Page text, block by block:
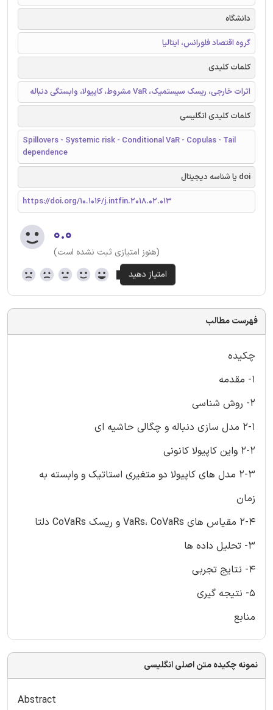
دانشگاه
گروه اقتصاد فلورانس، ایتالیا
کلمات کلیدی
اثرات خارجی، ریسک سیستمیک، VaR مشروط، کاپیولا، وابستگی دنباله
کلمات کلیدی انگلیسی
Spillovers - Systemic risk - Conditional VaR - Copulas - Tail
dependence
doi یا شناسه دیجیتال
https://doi.org/10.1016/j.intfin.2018.02.013
۰.۰
(هنوز امتیازی ثبت نشده است)
فهرست مطالب
چکیده
1- مقدمه
2- روش شناسی
2-1 مدل سازی دنباله و چگالی حاشیه ای
2-2 واین کاپیولا کانونی
2-3 مدل های کاپیولا دو متغیری استاتیک و وابسته به
زمان
2-4 مقیاس های VaRs، CoVaRs و ریسک CoVaRs دلتا
3- تحلیل داده ها
4- نتایج تجربی
5- نتیجه گیری
منابع
نمونه چکیده متن اصلی انگلیسی
Abstract